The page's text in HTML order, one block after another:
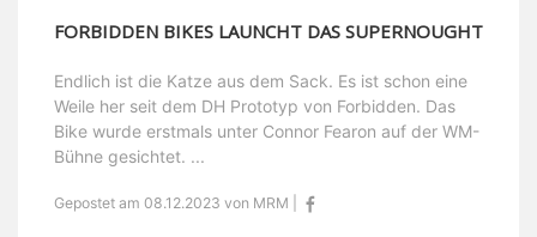
FORBIDDEN BIKES LAUNCHT DAS SUPERNOUGHT
Endlich ist die Katze aus dem Sack. Es ist schon eine
Weile her seit dem DH Prototyp von Forbidden. Das
Bike wurde erstmals unter Connor Fearon auf der WM-
Bühne gesichtet. ...
Gepostet am 08.12.2023 von MRM |